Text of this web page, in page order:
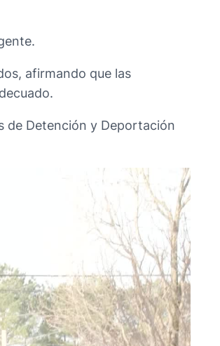
afirmando que las
de Detención y Deportación